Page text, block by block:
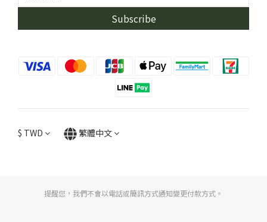
Subscribe
$ TWD 繁體中文
提醒您，我們不會以電話或簡訊方式通知變更付款方式。